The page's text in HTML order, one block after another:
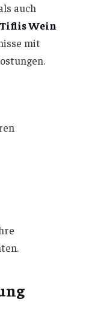
auch
Tiflis Wein
mit